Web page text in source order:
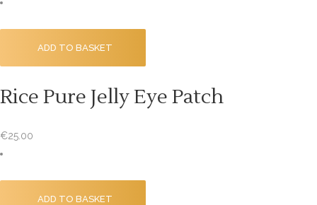
ADD TO BASKET
Rice Pure Jelly Eye Patch
€25.00
ADD TO BASKET